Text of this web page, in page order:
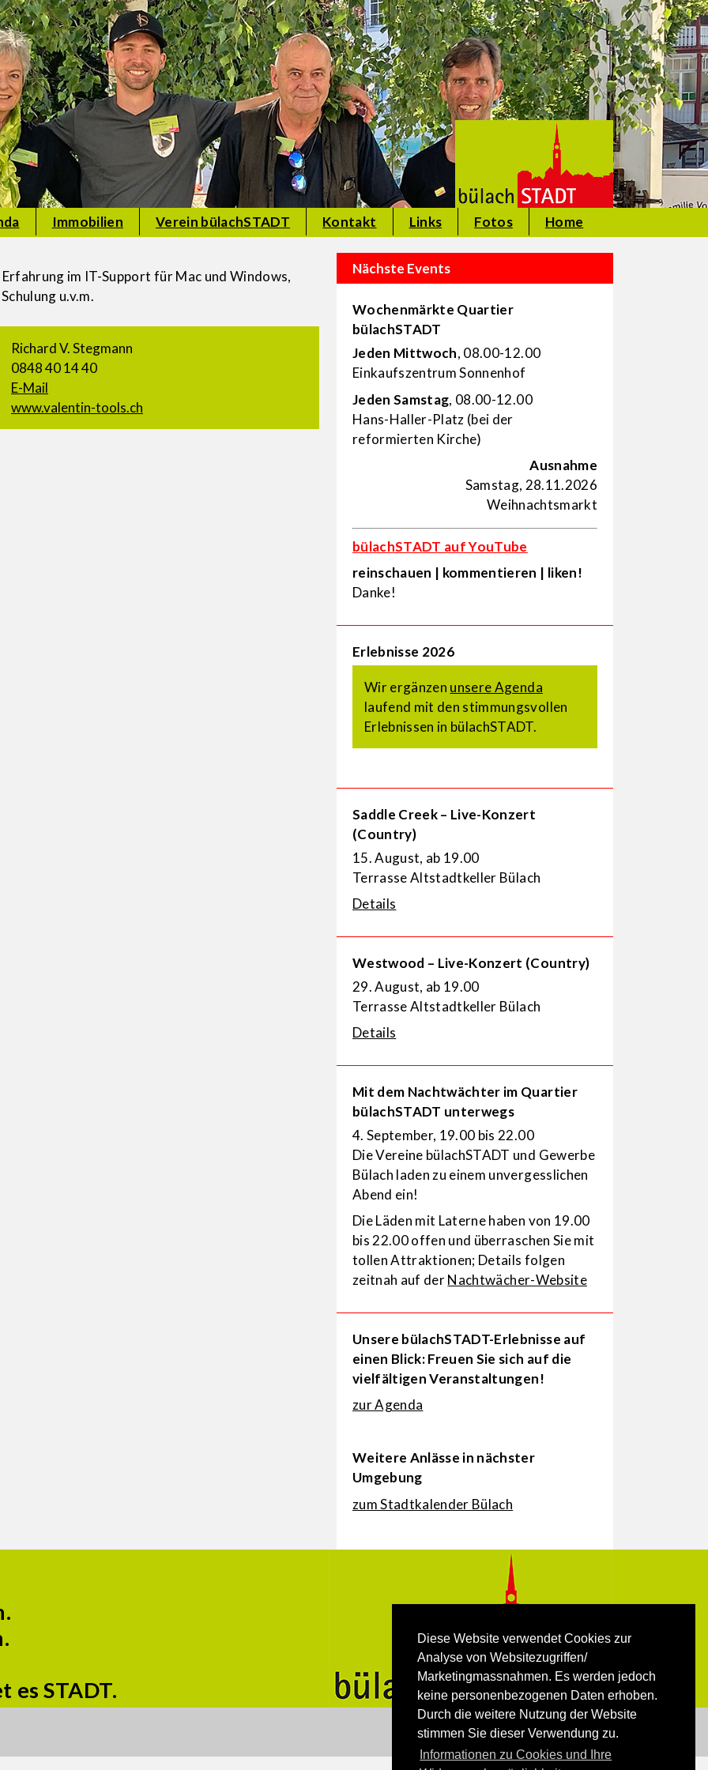
Diese Website verwendet Cookies zur
Analyse von Websitezugriffen/
Marketingmassnahmen. Es werden jedoch
keine personenbezogenen Daten erhoben.
Durch die weitere Nutzung der Website
stimmen Sie dieser Verwendung zu.
Informationen zu Cookies und Ihre
Immobilien Verein bülachSTADT Kontakt Links Fotos Home
im IT-Support für Mac und Windows,
u.v.m.
Richard V. Stegmann
0848 40 14 40
E-Mail
www.valentin-tools.ch
Nächste Events
Wochenmärkte Quartier
bülachSTADT
Jeden Mittwoch, 08.00-12.00
Einkaufs­zentrum Sonnenhof
Jeden Samstag, 08.00-12.00
Hans-Haller-Platz (bei der
reformierten Kirche)
Ausnahme
Samstag, 28.11.2026
Weihnachtsmarkt
bülachSTADT auf YouTube
reinschauen | kommentieren | liken!
Danke!
Erlebnisse 2026
Wir ergänzen unsere Agenda
laufend mit den stimmungsvollen
Erlebnissen in bülachSTADT.
Saddle Creek – Live-Konzert
(Country)
15. August, ab 19.00
Terrasse Altstadtkeller Bülach
Details
Westwood – Live-Konzert (Country)
29. August, ab 19.00
Terrasse Altstadtkeller Bülach
Details
Mit dem Nachtwächter im Quartier
bülachSTADT unterwegs
4. September, 19.00 bis 22.00
Die Vereine bülachSTADT und Gewerbe
Bülach laden zu einem unvergesslichen
Abend ein!
Die Läden mit Laterne haben von 19.00
bis 22.00 offen und überraschen Sie mit
tollen Attraktionen; Details folgen
zeitnah auf derNachtwächer-Website
Unsere bülachSTADT-Erlebnisse auf
einen Blick: Freuen Sie sich auf die
vielfältigen Veranstaltungen!
zur Agenda
Weitere Anlässe in nächster
Umgebung
zum Stadtkalender Bülach
es STADT.